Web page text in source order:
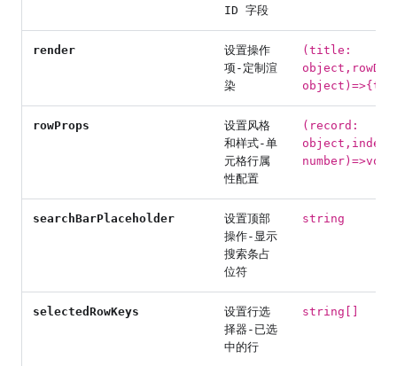
ID 字段
render
设置操作
项-定制渲
染
(title:
rowProps
设置风格
和样式-单
元格行属
性配置
(record:
object,index:
number)=>void
searchBarPlaceholder
设置顶部
操作-显示
搜索条占
位符
string
selectedRowKeys
设置行选
择器-已选
中的行
string[]